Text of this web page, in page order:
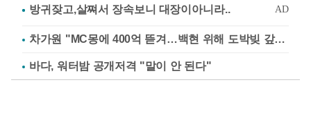
차가원 "MC몽에 400억 뜯겨…백현 위해 도박빚 갚아줘"
바다, 워터밤 공개저격 "말이 안 된다"